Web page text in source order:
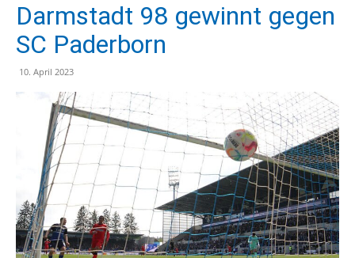
Darmstadt 98 gewinnt gegen
SC Paderborn
10. April 2023